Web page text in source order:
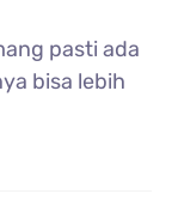
pasti ada
bisa lebih